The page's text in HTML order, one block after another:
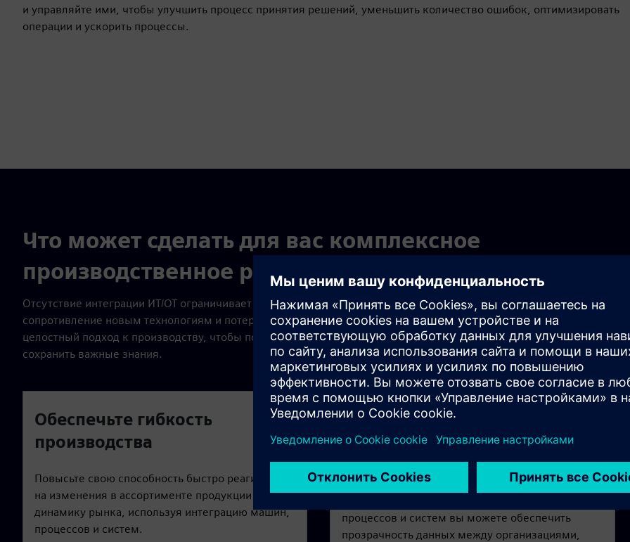
и управляйте ими, чтобы улучшить процесс принятия решений, уменьшить количество ошибок, оптимизировать
операции и ускорить процессы.
Что может сделать для вас комплексное
производственное решение?
Отсутствие интеграции ИТ/ОТ ограничивает прозрачность и адаптируемость данных, а нехватка навыков,
сопротивление новым технологиям и потеря знаний препятствуют успеху. Производители должны применять
целостный подход к производству, чтобы повысить гибкость, использовать потенциал данных и аналитики и
сохранить важные знания.
Обеспечьте гибкость
производства
Повысьте свою способность быстро реагировать
на изменения в ассортименте продукции и
динамику рынка, используя интеграцию машин,
процессов и систем.
Обеспечьте прозрачность
данных и превратите их в
ценность
процессов и систем вы можете обеспечить
прозрачность данных между организациями,